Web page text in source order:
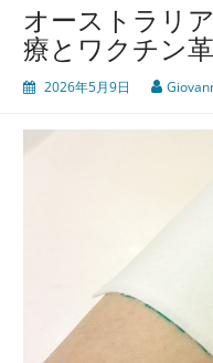
オーストラリ
療とワクチン
2026年5月9日